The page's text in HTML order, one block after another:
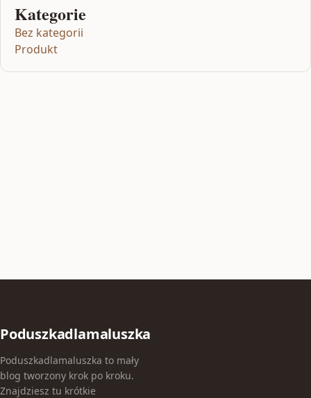
Kategorie
Bez kategorii
Produkt
Poduszkadlamaluszka
Poduszkadlamaluszka to mały
blog tworzony krok po kroku.
Znajdziesz tu krótkie